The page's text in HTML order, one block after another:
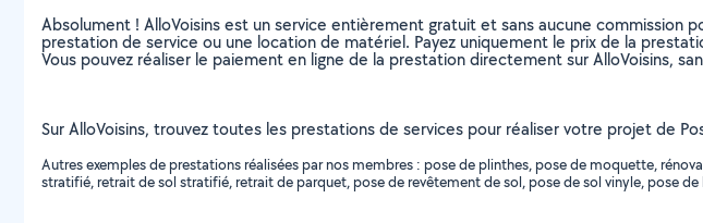
Absolument ! AlloVoisins est un service entièrement gratuit et sans aucune commission
prestation de service ou une location de matériel. Payez uniquement le prix de la
Vous pouvez réaliser le paiement en ligne de la prestation directement sur AlloVoisins,
Sur AlloVoisins, trouvez toutes les prestations de services pour réaliser votre projet de
Autres exemples de prestations réalisées par nos membres : pose de plinthes, pose de moquette,
stratifié, retrait de sol stratifié, retrait de parquet, pose de revêtement de sol, pose de sol vinyle, pose